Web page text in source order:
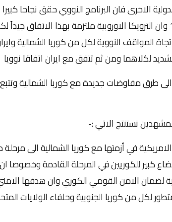
الاخرى فان البرنامج النووي حقق نجاحا
الدولي مع مجموعة الــ 5+1 وان الترويكا الاوروبية ملتزمة بهذا
تجاة المواقف النووية لكل من كوريا الشمالية
لكلاهما ومن ثم تتفق مع ايران اتفاقا نوويا
طرق مفاوضات جديدة مع كوريا الشمالية
نستنتج الاتي :-
في أزمتها مع كوريا الشمالية الى
كبير للكوريين في المرحلة القادمة وخصوصا
لضمان الامن القومي الكوري وان هدفها
لكل من كوريا الجنوبية وحلفاء الولايات